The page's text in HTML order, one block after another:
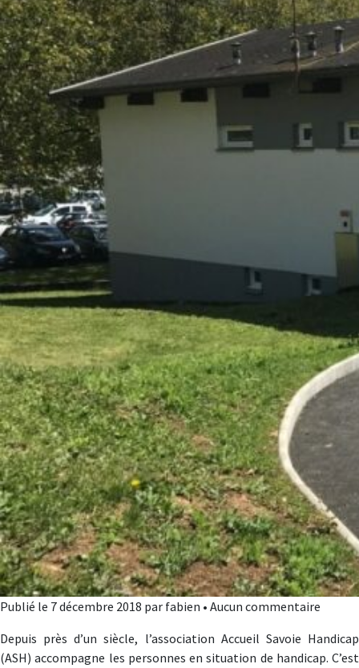
Publié le 7 décembre 2018 par fabien • Aucun commentaire
Depuis près d’un siècle, l’association Accueil Savoie Handicap
(ASH) accompagne les personnes en situation de handicap. C’est